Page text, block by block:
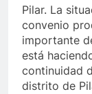
Pilar. La
convenio
importante
está
continuidad
distrito de